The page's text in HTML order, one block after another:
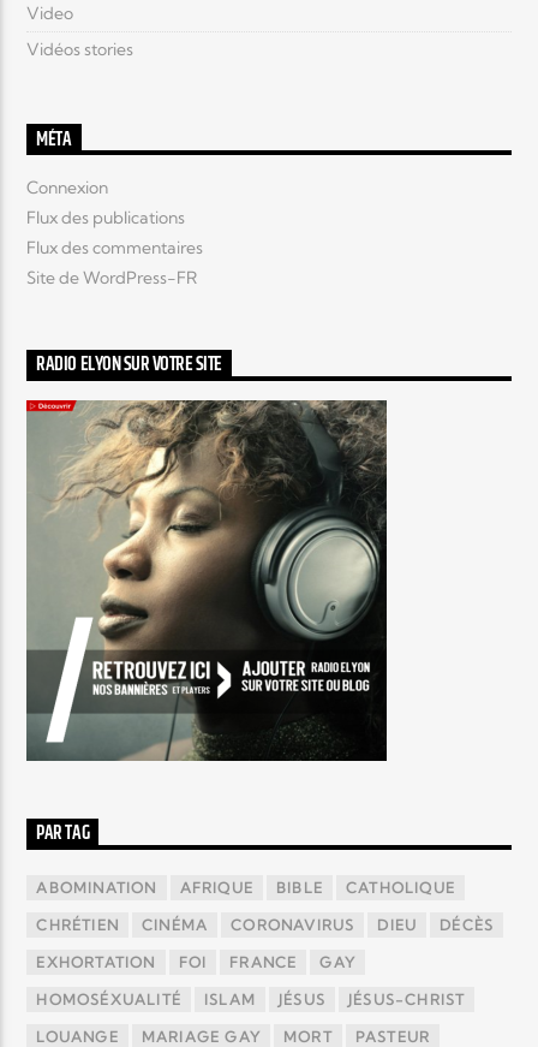
Video
Vidéos stories
MÉTA
Connexion
Flux des publications
Flux des commentaires
Site de WordPress-FR
RADIO ELYON SUR VOTRE SITE
PAR TAG
ABOMINATION AFRIQUE BIBLE CATHOLIQUE
CHRÉTIEN CINÉMA CORONAVIRUS DIEU DÉCÈS
EXHORTATION FOI FRANCE GAY
HOMOSÉXUALITÉ ISLAM JÉSUS JÉSUS-CHRIST
LOUANGE MARIAGE GAY MORT PASTEUR